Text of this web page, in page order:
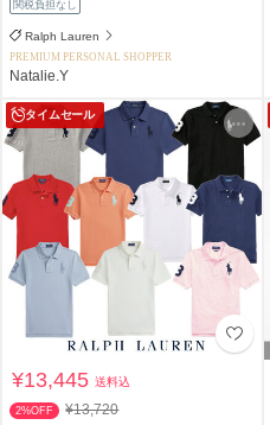
関税負担なし
Ralph Lauren
PREMIUM PERSONAL SHOPPER
Natalie.Y
タイムセール
¥13,445送料込
2%OFF ¥13,720